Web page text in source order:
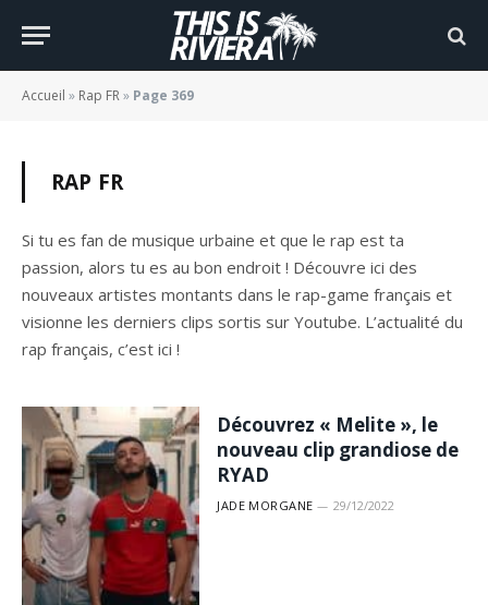
Accueil » Rap FR» Page 369
RAP FR
Si tu es fan de musique urbaine et que le rap est ta
passion, alors tu es au bon endroit ! Découvre ici des
nouveaux artistes montants dans le rap-game français et
visionne les derniers clips sortis sur Youtube. L’actualité du
rap français, c’est ici !
Découvrez « Melite », le
nouveau clip grandiose de
RYAD
JADE MORGANE 29/12/2022